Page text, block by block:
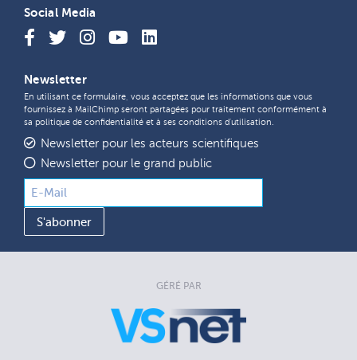
Social Media
Newsletter
En utilisant ce formulaire, vous acceptez que les informations que vous
fournissez à MailChimp seront partagées pour traitement conformément à
sa politique de confidentialité et à ses conditions d'utilisation.
Newsletter pour les acteurs scientifiques
Newsletter pour le grand public
GÉRÉ PAR